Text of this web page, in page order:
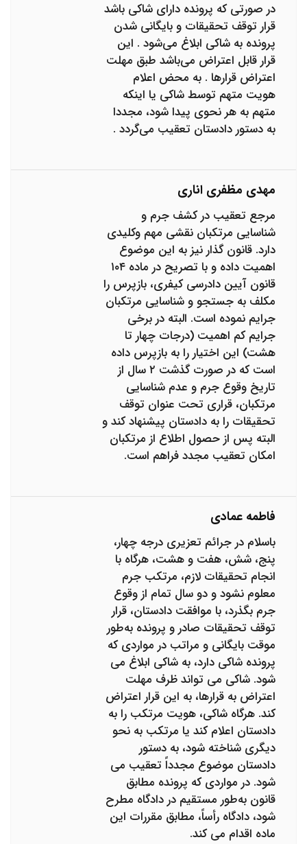
در صورتی که پرونده دارای شاکی باشد
قرار توقف تحقیقات و بایگانی شدن
پرونده به شاکی ابلاغ می‌شود . این
قرار قابل اعتراض می‌باشد طبق مهلت
اعتراض قرارها . به محض اعلام
هویت متهم توسط شاکی یا اینکه
متهم به هر نحوی پیدا شود، مجددا
به دستور دادستان تعقیب می‌گردد .
مهدی مظفری اناری
مرجع تعقیب در کشف جرم و
شناسایی مرتکبان نقشی مهم و‌کلیدی
دارد. قانون گذار نیز به این موضوع
اهمیت داده و با تصریح در ماده ۱۰۴
قانون آیین دادرسی کیفری، بازپرس را
مکلف به جستجو و شناسایی مرتکبان
جرایم نموده است. البته در برخی
جرایم کم اهمیت (درجات چهار تا
هشت) این اختیار را به بازپرس داده
است که در صورت گذشت ۲ سال از
تاریخ وقوع جرم و عدم شناسایی
مرتکبان، قراری تحت عنوان توقف
تحقیقات را به دادستان پیشنهاد کند و
البته پس از حصول اطلاع از مرتکبان
امکان تعقیب مجدد فراهم است.
فاطمه عمادی
باسلام در جرائم تعزیری درجه چهار،
پنج، شش، هفت و هشت، هرگاه با
انجام تحقیقات لازم، مرتکب جرم
معلوم نشود و دو سال تمام از وقوع
جرم بگذرد، با موافقت دادستان، قرار
توقف تحقیقات صادر و پرونده به‌طور
موقت بایگانی و مراتب در مواردی که
پرونده شاکی دارد، به شاکی ابلاغ می
‌شود. شاکی می ‌تواند ظرف مهلت
اعتراض به قرارها، به این قرار اعتراض
کند. هرگاه شاکی، هویت مرتکب را به
دادستان اعلام کند یا مرتکب به نحو
دیگری شناخته شود، به دستور
دادستان موضوع مجدداً تعقیب می‌
شود. در مواردی که پرونده مطابق
قانون به‌طور مستقیم در دادگاه مطرح
شود، دادگاه رأساً، مطابق مقررات این
ماده اقدام می‌ کند.